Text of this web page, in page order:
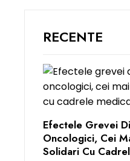
RECENTE
Efectele Grevei
Oncologici, Cei
Solidari Cu